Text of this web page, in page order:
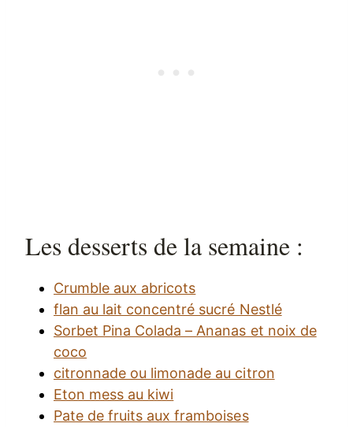
Les desserts de la semaine :
Crumble aux abricots
flan au lait concentré sucré Nestlé
Sorbet Pina Colada – Ananas et noix de
coco
citronnade ou limonade au citron
Eton mess au kiwi
Pate de fruits aux framboises